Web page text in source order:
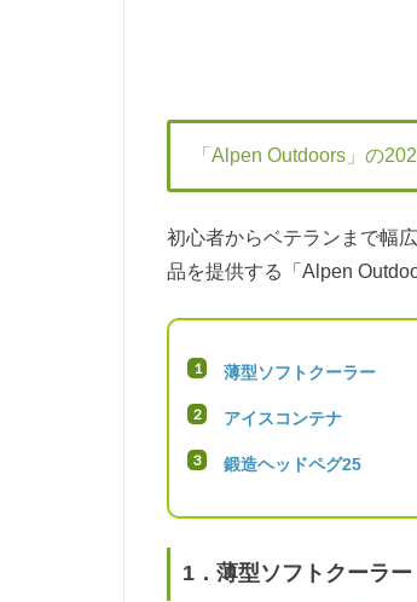
「Alpen Outdoors」の
初心者からベテランまで幅
品を提供する「Alpen
薄型ソフトクーラー
アイスコンテナ
鍛造ヘッドペグ25
1．薄型ソフトクーラー